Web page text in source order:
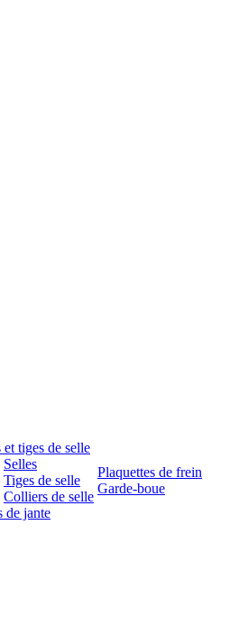
et tiges de selle
Selles
Tiges de selle
Colliers de selle
de jante
Plaquettes de frein
Garde-boue